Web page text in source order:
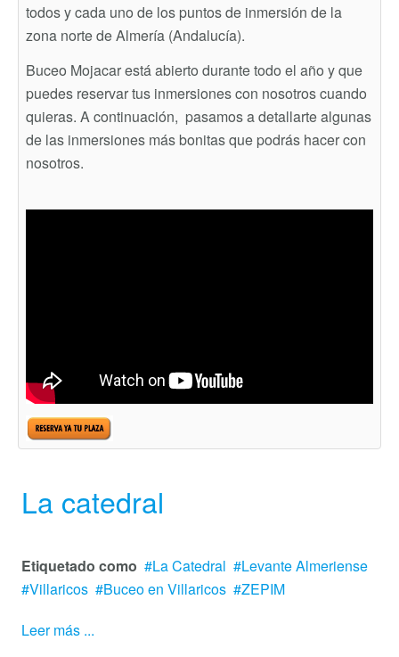
todos y cada uno de los puntos de inmersión de la
zona norte de Almería (Andalucía).
Buceo Mojacar está abierto durante todo el año y que
puedes reservar tus inmersiones con nosotros cuando
quieras. A continuación, pasamos a detallarte algunas
de las inmersiones más bonitas que podrás hacer con
nosotros.
La catedral
Etiquetado como La Catedral
Levante Almeriense
Villaricos
Buceo en Villaricos
ZEPIM
Leer más ...